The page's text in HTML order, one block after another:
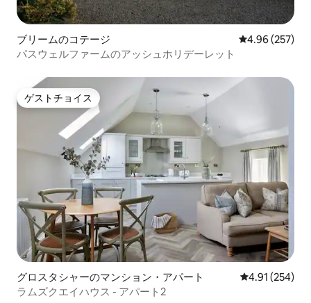
ブリームのコテージ レビュー257
4.96 (257)
パスウェルファームのアッシュホリデーレット
ゲストチョイス
ゲストチョイス
グロスタシャーのマンション・アパート レビュー254
4.91 (254)
ラムズクエイハウス - アパート2